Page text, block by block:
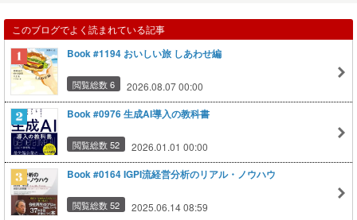
このブログでよく読まれている記事
Book #1194 おいしい旅 しあわせ編
閲覧総数 6 2026.08.07 00:00
Book #0976 生成AI導入の教科書
閲覧総数 52 2026.01.01 00:00
Book #0164 IGPI流経営分析のリアル・ノウハウ
閲覧総数 52 2025.06.14 08:59